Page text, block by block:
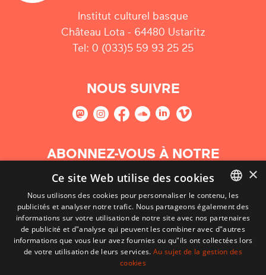
Institut culturel basque
Château Lota - 64480 Ustaritz
Tel: 0 (033)5 59 93 25 25
NOUS SUIVRE
ABONNEZ-VOUS À NOTRE
NEWSLETTER
S'abonner
BASQUE
FRENCH
×
Ce site Web utilise des cookies
Nous utilisons des cookies pour personnaliser le contenu, les
publicités et analyser notre trafic. Nous partageons également des
informations sur votre utilisation de notre site avec nos partenaires
de publicité et d"analyse qui peuvent les combiner avec d"autres
informations que vous leur avez fournies ou qu"ils ont collectées lors
de votre utilisation de leurs services.Au sujet de la gestion des
cookies